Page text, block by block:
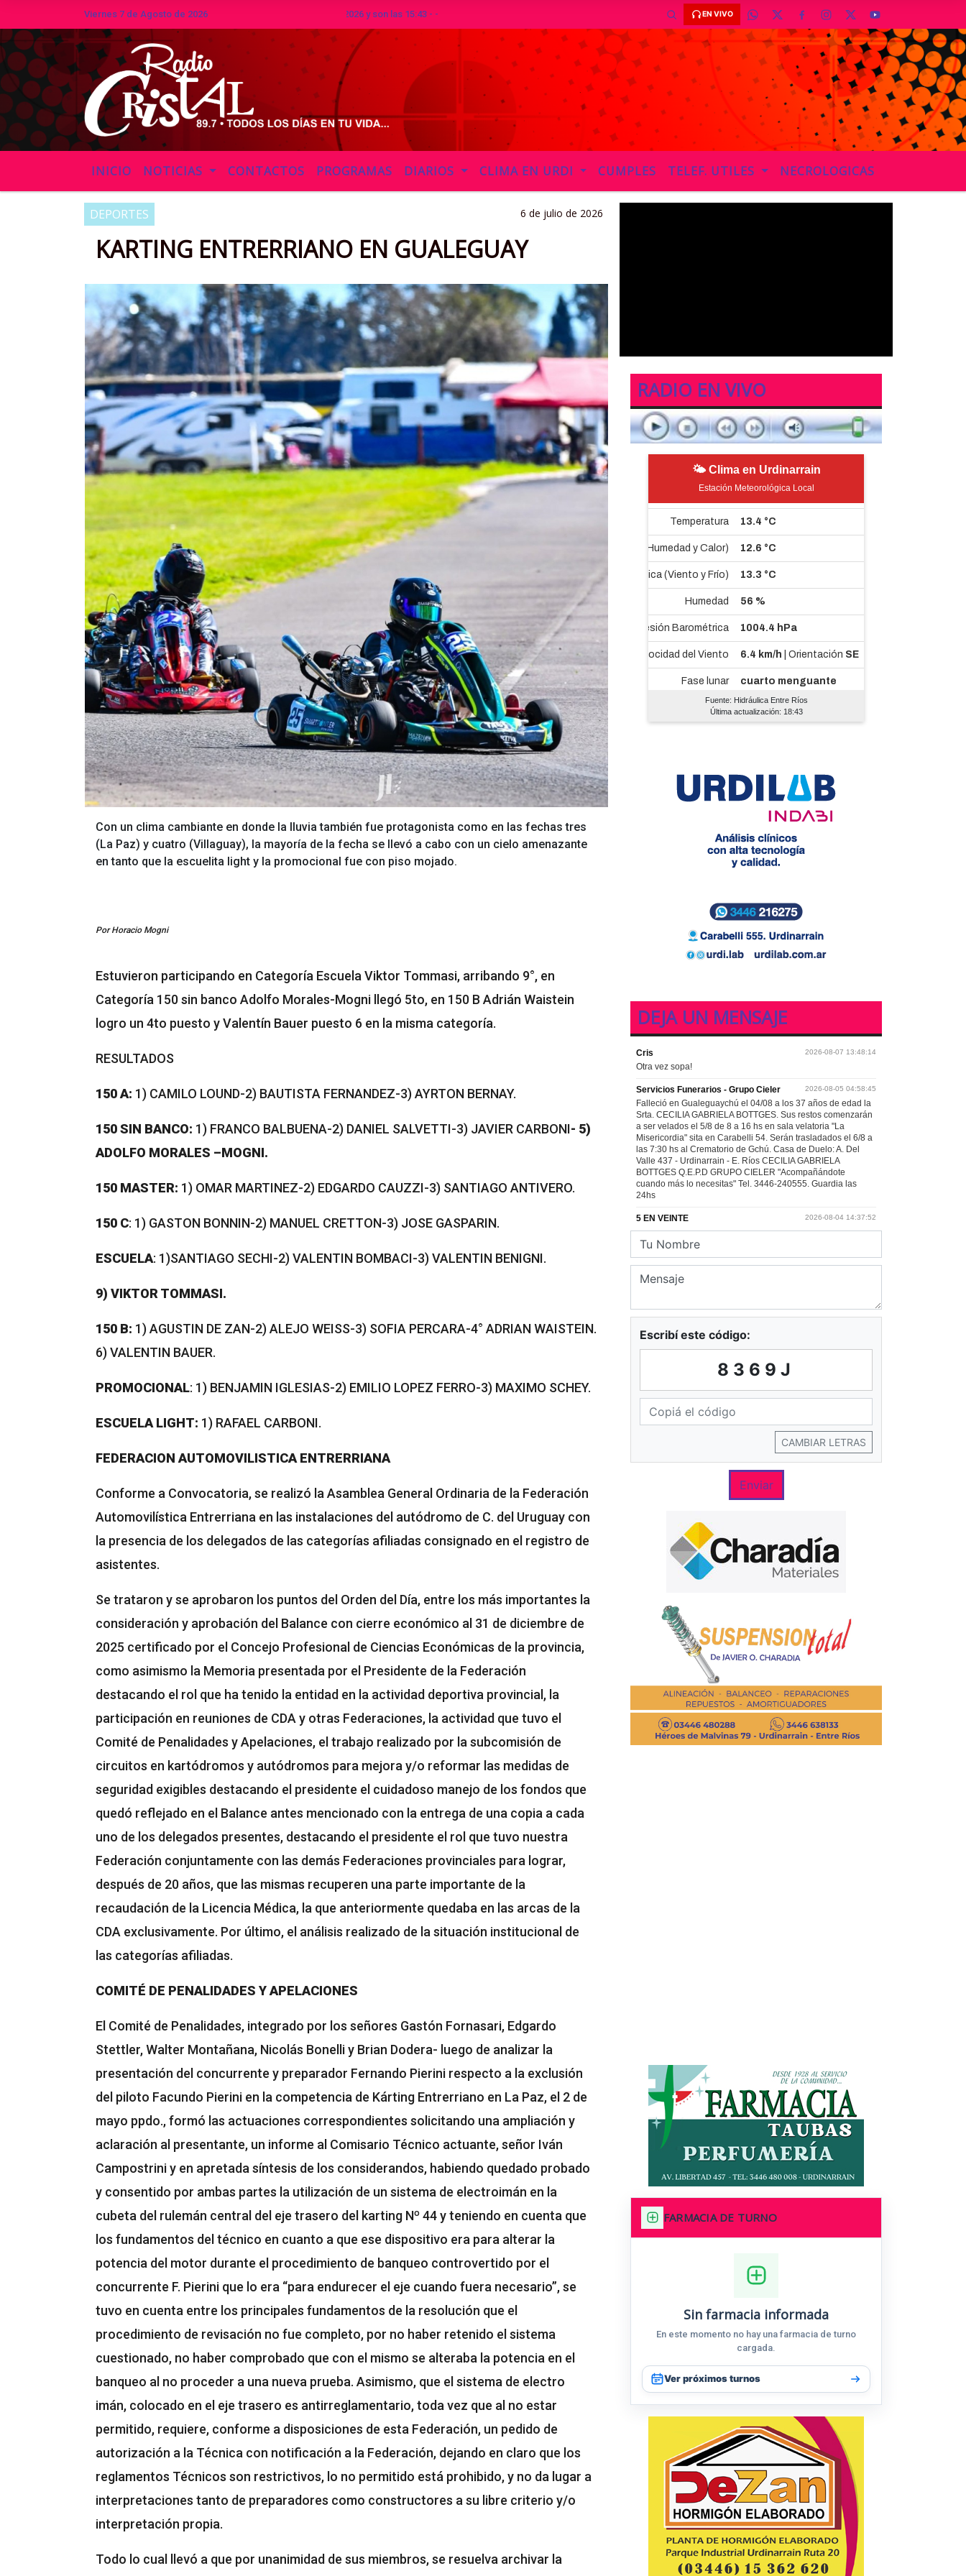
Viernes 7 de Agosto de 2026Hoy es Viernes 7 de Agosto de 2026 y son las 15:43 - - EN VIVO
INICIO NOTICIAS CONTACTOS PROGRAMAS DIARIOS CLIMA EN URDI CUMPLES TELEF. UTILES NECROLOGICAS
DEPORTES 6 de julio de 2026
KARTING ENTRERRIANO EN GUALEGUAY
Con un clima cambiante en donde la lluvia también fue protagonista como en las fechas tres
(La Paz) y cuatro (Villaguay), la mayoría de la fecha se llevó a cabo con un cielo amenazante
en tanto que la escuelita light y la promocional fue con piso mojado.
Por Horacio Mogni
Estuvieron participando en Categoría Escuela Viktor Tommasi, arribando 9°, en
Categoría 150 sin banco Adolfo Morales-Mogni llegó 5to, en 150 B Adrián Waistein
logro un 4to puesto y Valentín Bauer puesto 6 en la misma categoría.
RESULTADOS
150 A: 1) CAMILO LOUND-2) BAUTISTA FERNANDEZ-3) AYRTON BERNAY.
150 SIN BANCO: 1) FRANCO BALBUENA-2) DANIEL SALVETTI-3) JAVIER CARBONI- 5)
ADOLFO MORALES –MOGNI.
150 MASTER: 1) OMAR MARTINEZ-2) EDGARDO CAUZZI-3) SANTIAGO ANTIVERO.
150 C: 1) GASTON BONNIN-2) MANUEL CRETTON-3) JOSE GASPARIN.
ESCUELA: 1)SANTIAGO SECHI-2) VALENTIN BOMBACI-3) VALENTIN BENIGNI.
9) VIKTOR TOMMASI.
150 B: 1) AGUSTIN DE ZAN-2) ALEJO WEISS-3) SOFIA PERCARA-4° ADRIAN WAISTEIN.
6) VALENTIN BAUER.
PROMOCIONAL: 1) BENJAMIN IGLESIAS-2) EMILIO LOPEZ FERRO-3) MAXIMO SCHEY.
ESCUELA LIGHT: 1) RAFAEL CARBONI.
FEDERACION AUTOMOVILISTICA ENTRERRIANA
Conforme a Convocatoria, se realizó la Asamblea General Ordinaria de la Federación
Automovilística Entrerriana en las instalaciones del autódromo de C. del Uruguay con
la presencia de los delegados de las categorías afiliadas consignado en el registro de
asistentes.
Se trataron y se aprobaron los puntos del Orden del Día, entre los más importantes la
consideración y aprobación del Balance con cierre económico al 31 de diciembre de
2025 certificado por el Concejo Profesional de Ciencias Económicas de la provincia,
como asimismo la Memoria presentada por el Presidente de la Federación
destacando el rol que ha tenido la entidad en la actividad deportiva provincial, la
participación en reuniones de CDA y otras Federaciones, la actividad que tuvo el
Comité de Penalidades y Apelaciones, el trabajo realizado por la subcomisión de
circuitos en kartódromos y autódromos para mejora y/o reformar las medidas de
seguridad exigibles destacando el presidente el cuidadoso manejo de los fondos que
quedó reflejado en el Balance antes mencionado con la entrega de una copia a cada
uno de los delegados presentes, destacando el presidente el rol que tuvo nuestra
Federación conjuntamente con las demás Federaciones provinciales para lograr,
después de 20 años, que las mismas recuperen una parte importante de la
recaudación de la Licencia Médica, la que anteriormente quedaba en las arcas de la
CDA exclusivamente. Por último, el análisis realizado de la situación institucional de
las categorías afiliadas.
COMITÉ DE PENALIDADES Y APELACIONES
El Comité de Penalidades, integrado por los señores Gastón Fornasari, Edgardo
Stettler, Walter Montañana, Nicolás Bonelli y Brian Dodera- luego de analizar la
presentación del concurrente y preparador Fernando Pierini respecto a la exclusión
del piloto Facundo Pierini en la competencia de Kárting Entrerriano en La Paz, el 2 de
mayo ppdo., formó las actuaciones correspondientes solicitando una ampliación y
aclaración al presentante, un informe al Comisario Técnico actuante, señor Iván
Campostrini y en apretada síntesis de los considerandos, habiendo quedado probado
y consentido por ambas partes la utilización de un sistema de electroimán en la
cubeta del rulemán central del eje trasero del karting Nº 44 y teniendo en cuenta que
los fundamentos del técnico en cuanto a que ese dispositivo era para alterar la
potencia del motor durante el procedimiento de banqueo controvertido por el
concurrente F. Pierini que lo era “para endurecer el eje cuando fuera necesario”, se
tuvo en cuenta entre los principales fundamentos de la resolución que el
procedimiento de revisación no fue completo, por no haber retenido el sistema
cuestionado, no haber comprobado que con el mismo se alteraba la potencia en el
banqueo al no proceder a una nueva prueba. Asimismo, que el sistema de electro
imán, colocado en el eje trasero es antirreglamentario, toda vez que al no estar
permitido, requiere, conforme a disposiciones de esta Federación, un pedido de
autorización a la Técnica con notificación a la Federación, dejando en claro que los
reglamentos Técnicos son restrictivos, lo no permitido está prohibido, y no da lugar a
interpretaciones tanto de preparadores como constructores a su libre criterio y/o
interpretación propia.
Todo lo cual llevó a que por unanimidad de sus miembros, se resuelva archivar la
RADIO EN VIVO
🌤 Clima en Urdinarrain
Estación Meteorológica Local
Fuente: Hidráulica Entre Ríos
Última actualización: 18:43
DEJA UN MENSAJE
Escribí este código:
8369J
CAMBIAR LETRAS
FARMACIA DE TURNO
Sin farmacia informada
En este momento no hay una farmacia de turno
cargada.
Ver próximos turnos